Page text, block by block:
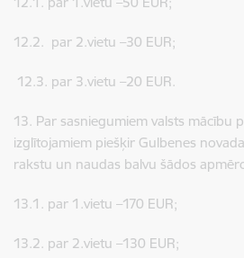
12.2. par 2.vietu –30 EUR;
12.3. par 3.vietu –20 EUR.
13. Par sasniegumiem valsts mācību
izglītojamiem piešķir Gulbenes
rakstu un naudas balvu šādos
13.1. par 1.vietu –170 EUR;
13.2. par 2.vietu –130 EUR;